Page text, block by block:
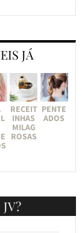
JÁ
RECEIT
INHAS
MILAG
ROSAS
PENTE
ADOS